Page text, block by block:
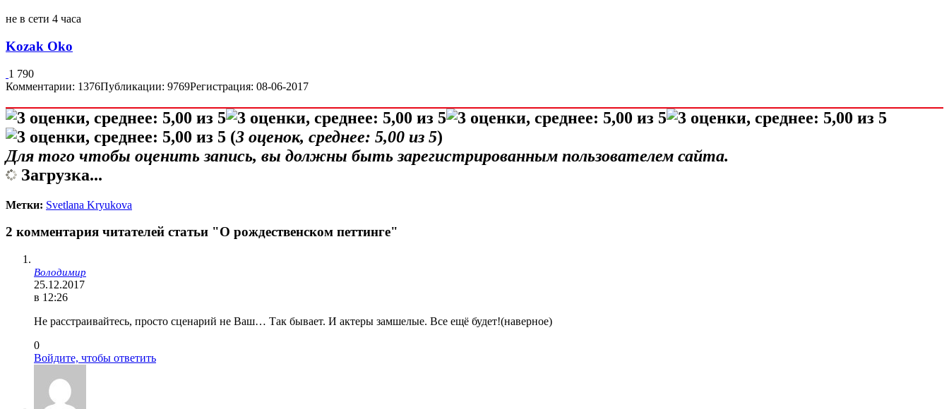
не в сети 4 часа
Kozak Oko
1 790
Комментарии: 1376Публикации: 9769Регистрация: 08-06-2017
(3 оценок, среднее: 5,00 из 5)
Для того чтобы оценить запись, вы должны быть зарегистрированным пользователем сайта.
Загрузка...
Метки: Svetlana Kryukova
2 комментария читателей статьи "О рождественском петтинге"
Володимир
25.12.2017
в 12:26
Не расстраивайтесь, просто сценарий не Ваш… Так бывает. И актеры замшелые. Все ещё будет!(наверное)
0
Войдите, чтобы ответить